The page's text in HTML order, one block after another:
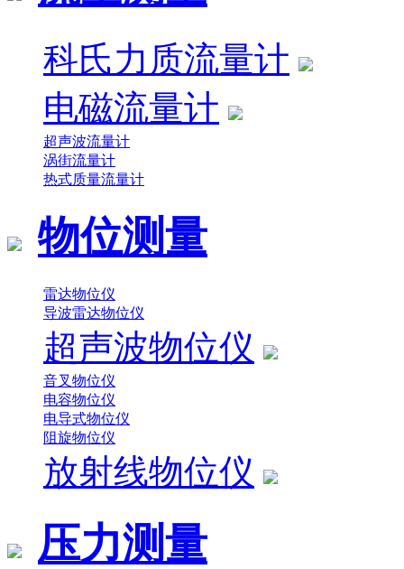
科氏力质流量计
电磁流量计
超声波流量计
涡街流量计
热式质量流量计
物位测量
雷达物位仪
导波雷达物位仪
超声波物位仪
音叉物位仪
电容物位仪
电导式物位仪
阻旋物位仪
放射线物位仪
压力测量